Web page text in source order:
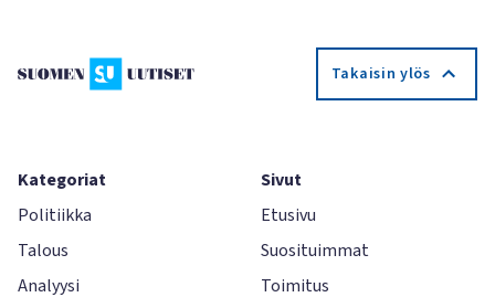
Takaisin ylös
Kategoriat
Politiikka
Talous
Analyysi
Sivut
Etusivu
Suosituimmat
Toimitus